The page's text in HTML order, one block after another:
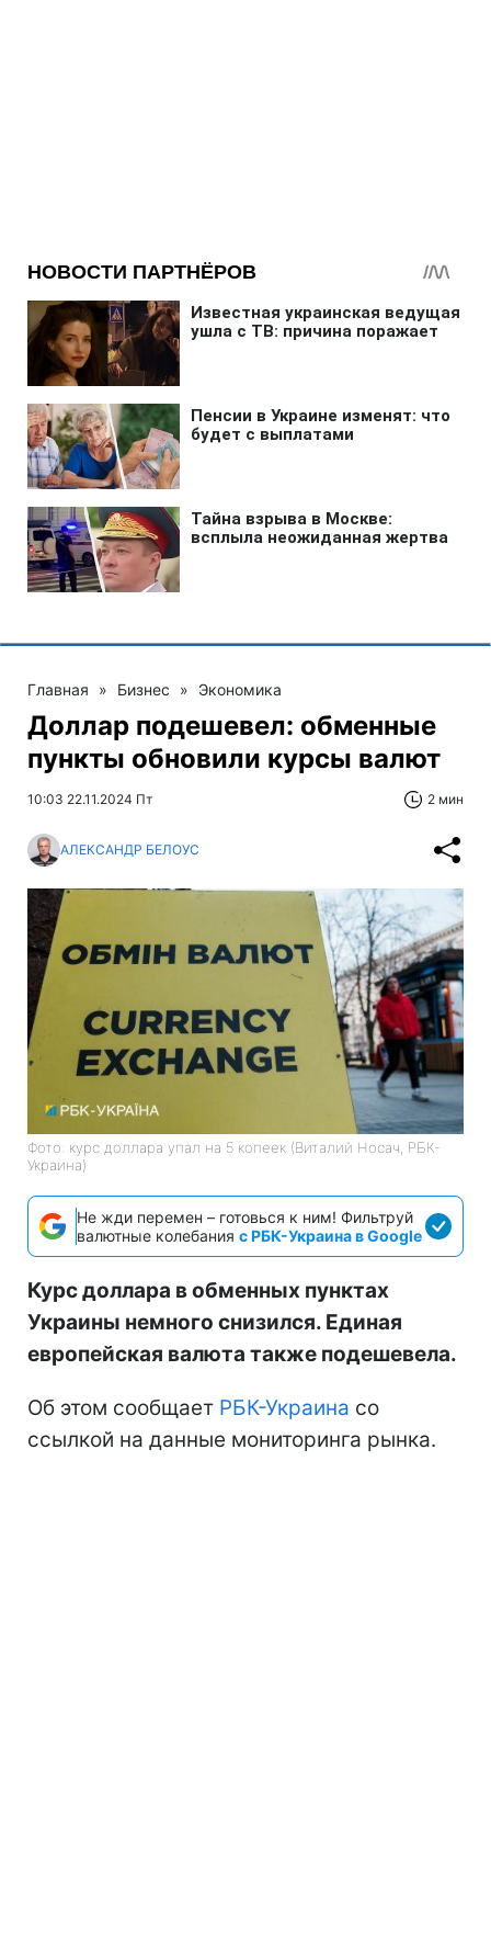
Главная » Бизнес » Экономика
Доллар подешевел: обменные
пункты обновили курсы валют
10:03 22.11.2024 Пт 2 мин
АЛЕКСАНДР БЕЛОУС
Фото: курс доллара упал на 5 копеек (Виталий Носач, РБК-
Украина)
Не жди перемен – готовься к ним! Фильтруй
валютные колебания с РБК-Украина в Google
Курс доллара в обменных пунктах
Украины немного снизился. Единая
европейская валюта также подешевела.
Об этом сообщает РБК-Украина со
ссылкой на данные мониторинга рынка.